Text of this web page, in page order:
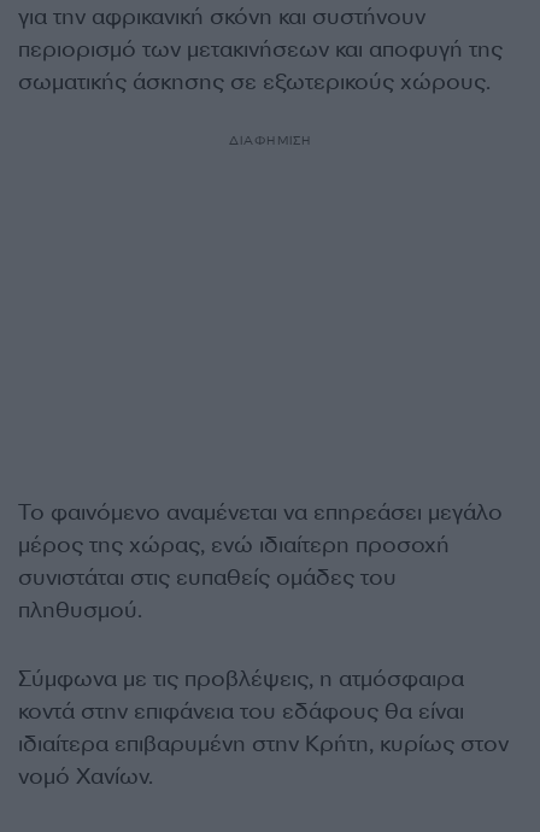
για την αφρικανική σκόνη και συστήνουν
περιορισμό των μετακινήσεων και αποφυγή της
σωματικής άσκησης σε εξωτερικούς χώρους.
ΔΙΑΦΗΜΙΣΗ
Το φαινόμενο αναμένεται να επηρεάσει μεγάλο
μέρος της χώρας, ενώ ιδιαίτερη προσοχή
συνιστάται στις ευπαθείς ομάδες του
πληθυσμού.
Σύμφωνα με τις προβλέψεις, η ατμόσφαιρα
κοντά στην επιφάνεια του εδάφους θα είναι
ιδιαίτερα επιβαρυμένη στην Κρήτη, κυρίως στον
νομό Χανίων.